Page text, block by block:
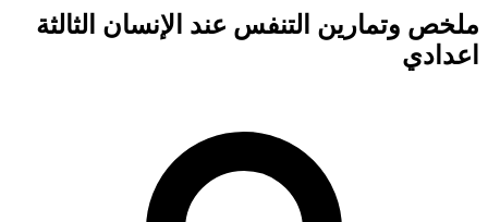
ملخص وتمارين التنفس عند الإنسان الثالثة
اعدادي